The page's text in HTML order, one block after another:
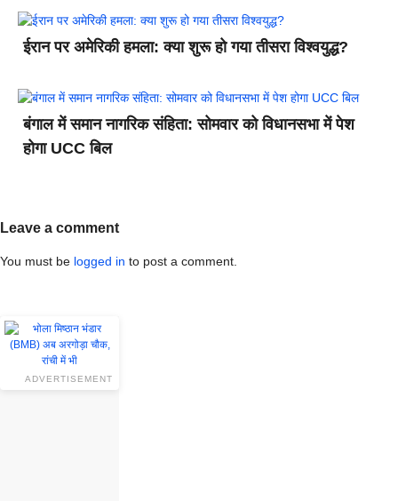
ईरान पर अमेरिकी हमला: क्या शुरू हो गया तीसरा विश्वयुद्ध?
बंगाल में समान नागरिक संहिता: सोमवार को विधानसभा में पेश
होगा UCC बिल
Leave a comment
You must be logged in to post a comment.
ADVERTISEMENT